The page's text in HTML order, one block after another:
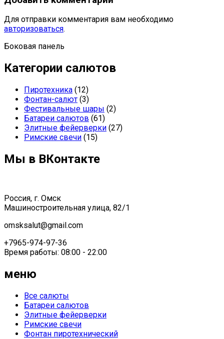
Для отправки комментария вам необходимо
авторизоваться.
Боковая панель
Категории салютов
Пиротехника (12)
Фонтан-салют (3)
Фестивальные шары (2)
Батареи салютов (61)
Элитные фейерверки (27)
Римские свечи (15)
Мы в ВКонтакте
Россия, г. Омск
Машиностроительная улица, 82/1
omsksalut@gmail.com
+7965-974-97-36
Время работы: 08:00 - 22:00
меню
Все салюты
Батареи салютов
Элитные фейерверки
Римские свечи
Фонтан пиротехнический